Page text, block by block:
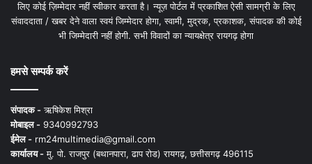
लिए कोई ज़िम्मेदार नहीं स्वीकार करता है। न्यूज़ पोर्टल में प्रकाशित ऐसी सामग्री के लिए
संवाददाता / खबर देने वाला स्वयं जिम्मेदार होगा, स्वामी, मुद्रक, प्रकाशक, संपादक की कोई
भी जिम्मेदारी नहीं होगी. सभी विवादों का न्यायक्षेत्र रायगढ़ होगा
हमसे सम्पर्क करें
संपादक -ऋषिकेश मिश्रा
मोबाइल - 9340992793
ईमेल - rm24multimedia@gmail.com
कार्यालय -मु. पो. राजपुर (बथानपारा, ढाप रोड) रायगढ़, छत्तीसगढ़ 496115